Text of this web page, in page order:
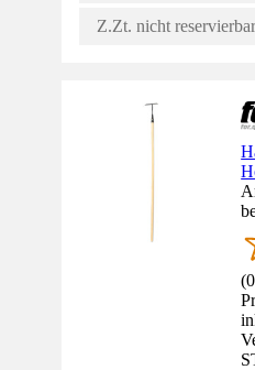
Z.Zt. nicht reservierbar
(0